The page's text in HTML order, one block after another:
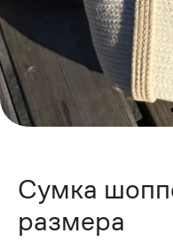
Сумка
размера